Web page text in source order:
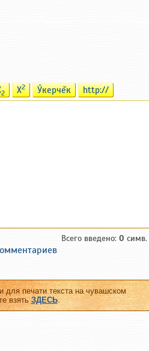
2 X2 Ӳкерчĕк http://
Всего введено: 0
для печати текста на чувашском
взятьЗДЕСЬ.